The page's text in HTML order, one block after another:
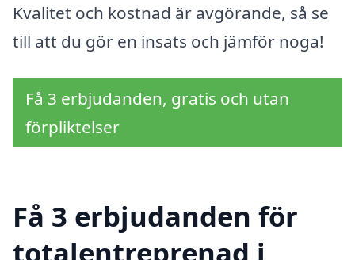
Kvalitet och kostnad är avgörande, så se
till att du gör en insats och jämför noga!
Få 3 erbjudanden, gratis och utan
förpliktelser
Få 3 erbjudanden för